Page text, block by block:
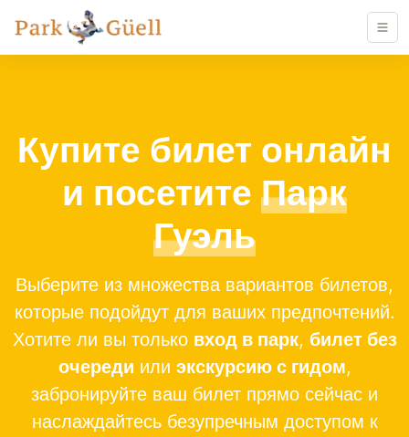
Купите билет онлайн
и посетите Парк
Гуэль
Выберите из множества вариантов билетов,
которые подойдут для ваших предпочтений.
Хотите ли вы только вход в парк, билет без
очереди или экскурсию с гидом,
забронируйте ваш билет прямо сейчас и
наслаждайтесь безупречным доступом к